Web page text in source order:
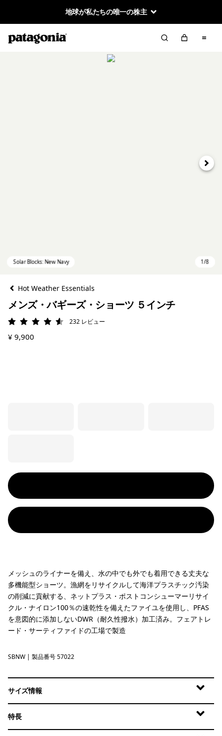
地球が私たちの唯一の株主
次へ
Hot Weather Essentials
メンズ・バギーズ・ショーツ ５インチ
評価: 4.5 / 5232 レビュー
¥ 9,900
メッシュのライナーを備え、水の中でも外でも着用できる丈夫な
多機能型ショーツ。漁網をリサイクルして海洋プラスチック汚染
の削減に貢献する、ネットプラス・ポストコンシューマーリサイ
クル・ナイロン100％の速乾性を備えたファイユを使用し、PFAS
を意図的に添加しないDWR（耐久性撥水）加工済み。フェアトレ
ード・サーティファイドの工場で製造
Solar Blocks: New Navy
SBNW | 製品番号 57022
サイズ情報
特長